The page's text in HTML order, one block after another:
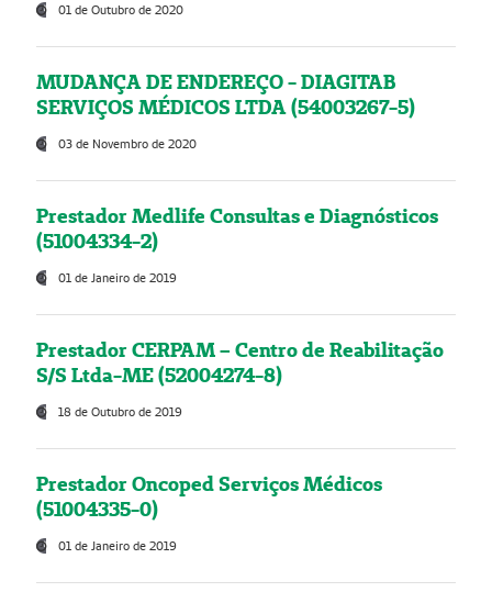
01 de Outubro de 2020
MUDANÇA DE ENDEREÇO - DIAGITAB
SERVIÇOS MÉDICOS LTDA (54003267-5)
03 de Novembro de 2020
Prestador Medlife Consultas e Diagnósticos
(51004334-2)
01 de Janeiro de 2019
Prestador CERPAM – Centro de Reabilitação
S/S Ltda-ME (52004274-8)
18 de Outubro de 2019
Prestador Oncoped Serviços Médicos
(51004335-0)
01 de Janeiro de 2019